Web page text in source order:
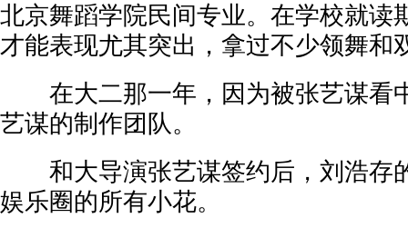
北京舞蹈学院民间专业。在学校就读
才能表现尤其突出，拿过不少领舞和
在大二那一年，因为被张艺谋看
艺谋的制作团队。
和大导演张艺谋签约后，刘浩存
娱乐圈的所有小花。